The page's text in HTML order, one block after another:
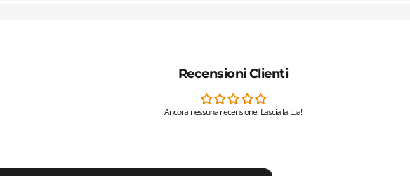
Recensioni Clienti
Ancora nessuna recensione. Lascia la tua!